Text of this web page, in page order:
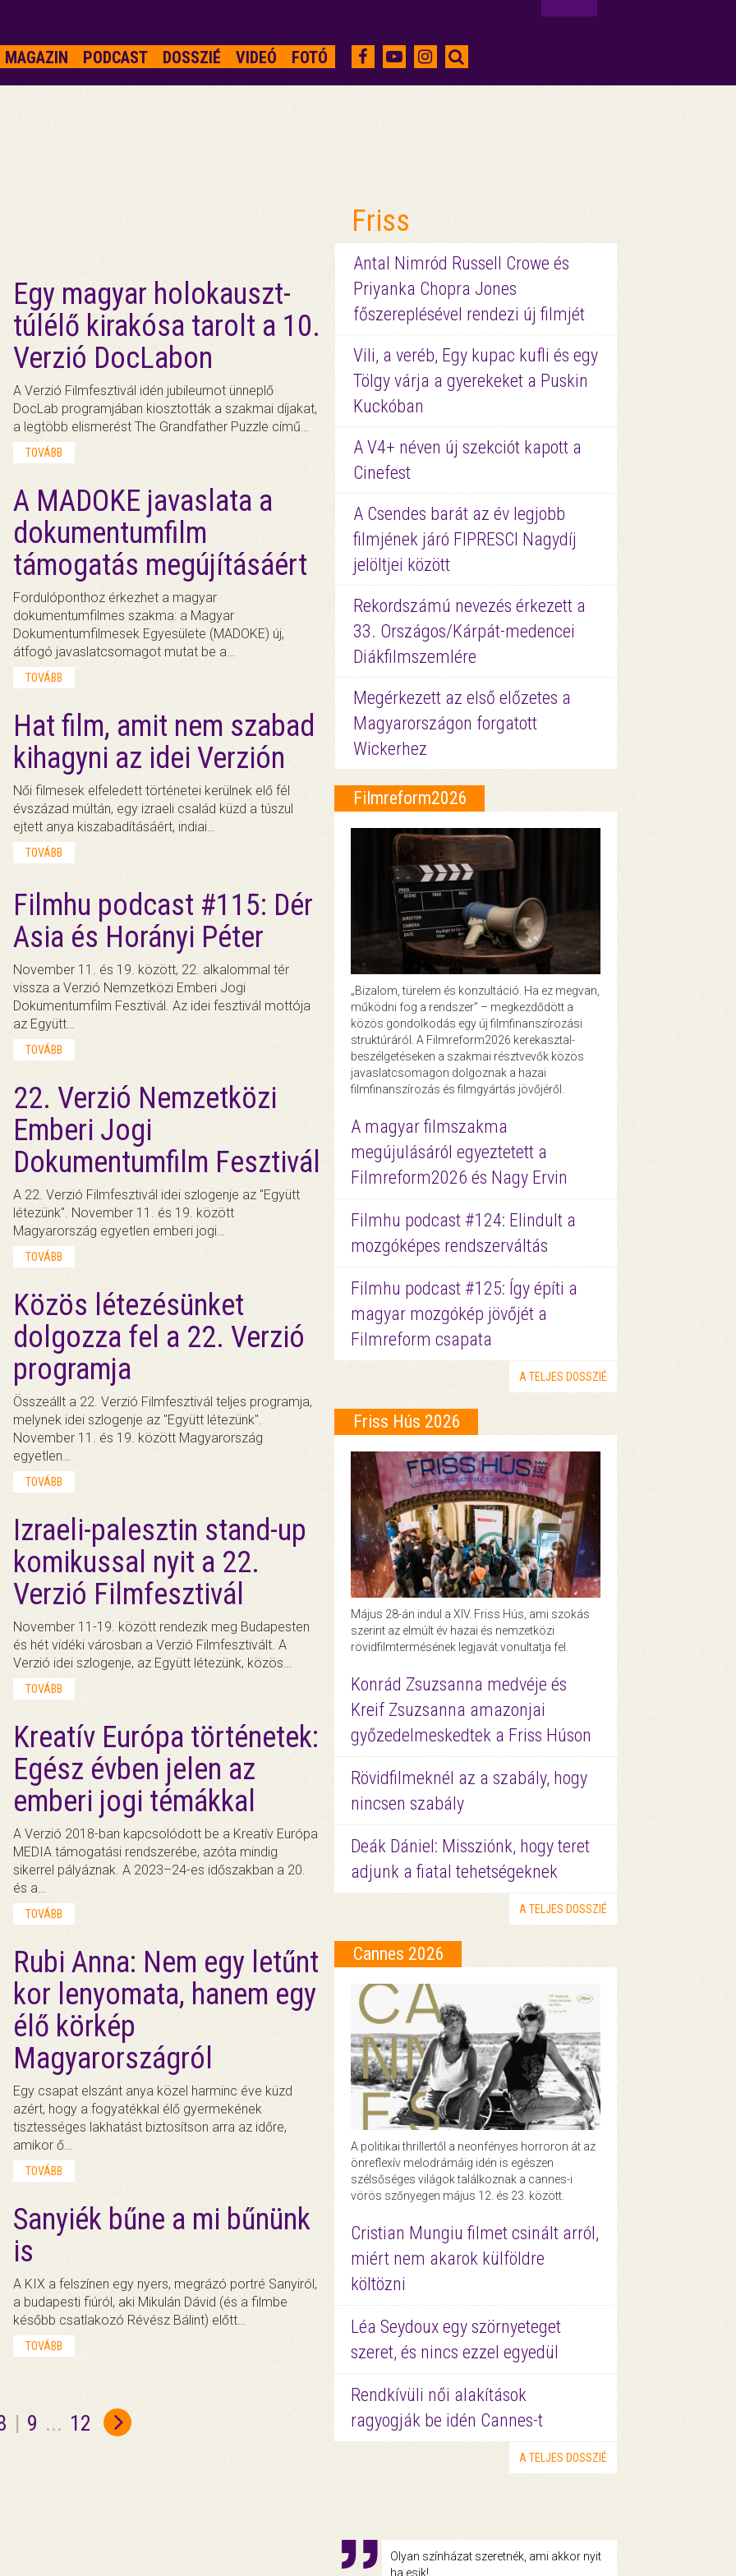
MAGAZIN PODCAST DOSSZIÉ VIDEÓ FOTÓ
Egy magyar holokauszt-
túlélő kirakósa tarolt a 10.
Verzió DocLabon
A Verzió Filmfesztivál idén jubileumot ünneplő
DocLab programjában kiosztották a szakmai díjakat,
a legtöbb elismerést The Grandfather Puzzle című…
TOVÁBB
A MADOKE javaslata a
dokumentumfilm
támogatás megújításáért
Fordulóponthoz érkezhet a magyar
dokumentumfilmes szakma: a Magyar
Dokumentumfilmesek Egyesülete (MADOKE) új,
átfogó javaslatcsomagot mutat be a…
TOVÁBB
Hat film, amit nem szabad
kihagyni az idei Verzión
Női filmesek elfeledett történetei kerülnek elő fél
évszázad múltán, egy izraeli család küzd a túszul
ejtett anya kiszabadításáért, indiai…
TOVÁBB
Filmhu podcast #115: Dér
Asia és Horányi Péter
November 11. és 19. között, 22. alkalommal tér
vissza a Verzió Nemzetközi Emberi Jogi
Dokumentumfilm Fesztivál. Az idei fesztivál mottója
az Együtt…
TOVÁBB
22. Verzió Nemzetközi
Emberi Jogi
Dokumentumfilm Fesztivál
A 22. Verzió Filmfesztivál idei szlogenje az "Együtt
létezünk". November 11. és 19. között
Magyarország egyetlen emberi jogi…
TOVÁBB
Közös létezésünket
dolgozza fel a 22. Verzió
programja
Összeállt a 22. Verzió Filmfesztivál teljes programja,
melynek idei szlogenje az "Együtt létezünk".
November 11. és 19. között Magyarország
egyetlen…
TOVÁBB
Izraeli-palesztin stand-up
komikussal nyit a 22.
Verzió Filmfesztivál
November 11-19. között rendezik meg Budapesten
és hét vidéki városban a Verzió Filmfesztivált. A
Verzió idei szlogenje, az Együtt létezünk, közös…
TOVÁBB
Kreatív Európa történetek:
Egész évben jelen az
emberi jogi témákkal
A Verzió 2018-ban kapcsolódott be a Kreatív Európa
MEDIA támogatási rendszerébe, azóta mindig
sikerrel pályáznak. A 2023–24-es időszakban a 20.
és a…
TOVÁBB
Rubi Anna: Nem egy letűnt
kor lenyomata, hanem egy
élő körkép
Magyarországról
Egy csapat elszánt anya közel harminc éve küzd
azért, hogy a fogyatékkal élő gyermekének
tisztességes lakhatást biztosítson arra az időre,
amikor ő…
TOVÁBB
Sanyiék bűne a mi bűnünk
is
A KIX a felszínen egy nyers, megrázó portré Sanyiról,
a budapesti fiúról, aki Mikulán Dávid (és a filmbe
később csatlakozó Révész Bálint) előtt…
TOVÁBB
| 9 ... 12
Friss
Antal Nimród Russell Crowe és
Priyanka Chopra Jones
főszereplésével rendezi új filmjét
Vili, a veréb, Egy kupac kufli és egy
Tölgy várja a gyerekeket a Puskin
Kuckóban
A V4+ néven új szekciót kapott a
Cinefest
A Csendes barát az év legjobb
filmjének járó FIPRESCI Nagydíj
jelöltjei között
Rekordszámú nevezés érkezett a
33. Országos/Kárpát-medencei
Diákfilmszemlére
Megérkezett az első előzetes a
Magyarországon forgatott
Wickerhez
Filmreform2026
„Bizalom, türelem és konzultáció. Ha ez megvan,
működni fog a rendszer” – megkezdődött a
közös gondolkodás egy új filmfinanszírozási
struktúráról. A Filmreform2026 kerekasztal-
beszélgetéseken a szakmai résztvevők közös
javaslatcsomagon dolgoznak a hazai
filmfinanszírozás és filmgyártás jövőjéről.
A magyar filmszakma
megújulásáról egyeztetett a
Filmreform2026 és Nagy Ervin
Filmhu podcast #124: Elindult a
mozgóképes rendszerváltás
Filmhu podcast #125: Így építi a
magyar mozgókép jövőjét a
Filmreform csapata
A TELJES DOSSZIÉ
Friss Hús 2026
Május 28-án indul a XIV. Friss Hús, ami szokás
szerint az elmúlt év hazai és nemzetközi
rövidfilmtermésének legjavát vonultatja fel.
Konrád Zsuzsanna medvéje és
Kreif Zsuzsanna amazonjai
győzedelmeskedtek a Friss Húson
Rövidfilmeknél az a szabály, hogy
nincsen szabály
Deák Dániel: Missziónk, hogy teret
adjunk a fiatal tehetségeknek
A TELJES DOSSZIÉ
Cannes 2026
A politikai thrillertől a neonfényes horroron át az
önreflexív melodrámáig idén is egészen
szélsőséges világok találkoznak a cannes-i
vörös szőnyegen május 12. és 23. között.
Cristian Mungiu filmet csinált arról,
miért nem akarok külföldre
költözni
Léa Seydoux egy szörnyeteget
szeret, és nincs ezzel egyedül
Rendkívüli női alakítások
ragyogják be idén Cannes-t
A TELJES DOSSZIÉ
Olyan színházat szeretnék, ami akkor nyit
ha esik!